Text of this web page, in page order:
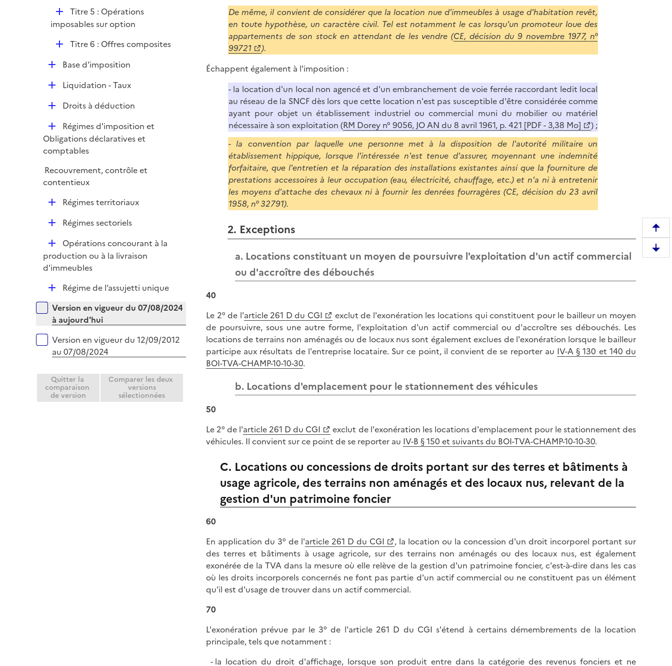
i
D
é
i
e
r
Titre 5 : Opérations
imposables sur option
D
p
i
e
Titre 6 : Offres composites
D
r
Base d'imposition
D
i
e
r
Liquidation - Taux
D
l
i
r
Droits à déduction
D
é
p
i
e
Régimes d'imposition et
Obligations déclaratives et
comptables
Recouvrement, contrôle et
contentieux
D
e
r
Régimes territoriaux
D
l
i
Régimes sectoriels
D
é
p
e
r
Opérations concourant à la
production ou à la livraison
d'immeubles
D
p
l
i
r
Régime de l’assujetti unique
Versions sur la période
Version en vigueur du 07/08/2024
à aujourd'hui
Version en vigueur du 12/09/2012
au 07/08/2024
Quitter la
comparaison
de version
Comparer les deux
versions
sélectionnées
De même, il convient de considérer que la location nue d'immeubles à usage d'habitation revêt,
en toute hypothèse, un caractère civil. Tel est notamment le cas lorsqu'un promoteur loue des
appartements de son stock en attendant de les vendre (CE, décision du 9 novembre 1977, n°
99721
).
Échappent également à l'imposition :
- la location d'un local non agencé et d'un embranchement de voie ferrée raccordant ledit local
au réseau de la SNCF dès lors que cette location n'est pas susceptible d'être considérée comme
ayant pour objet un établissement industriel ou commercial muni du mobilier ou matériel
nécessaire à son exploitation (RM Dorey n° 9056, JO AN du 8 avril 1961, p. 421 [PDF - 3,38 Mo]
) ;
- la convention par laquelle une personne met à la disposition de l'autorité militaire un
établissement hippique, lorsque l'intéressée n'est tenue d'assurer, moyennant une indemnité
forfaitaire, que l'entretien et la réparation des installations existantes ainsi que la fourniture de
prestations accessoires à leur occupation (eau, électricité, chauffage, etc.) et n'a ni à entretenir
les moyens d'attache des chevaux ni à fournir les denrées fourragères (CE, décision du 23 avril
1958, n° 32791).
2. Exceptions
a. Locations constituant un moyen de poursuivre l'exploitation d'un actif commercial
ou d'accroître des débouchés
40
Le 2° de l'article 261 D du CGI
exclut de l'exonération les locations qui constituent pour le bailleur un moyen
de poursuivre, sous une autre forme, l'exploitation d'un actif commercial ou d'accroître ses débouchés. Les
locations de terrains non aménagés ou de locaux nus sont également exclues de l'exonération lorsque le bailleur
participe aux résultats de l'entreprise locataire. Sur ce point, il convient de se reporter au IV-A § 130 et 140 du
BOI-TVA-CHAMP-10-10-30.
b. Locations d'emplacement pour le stationnement des véhicules
50
Le 2° de l'article 261 D du CGI
exclut de l'exonération les locations d'emplacement pour le stationnement des
véhicules. Il convient sur ce point de se reporter au IV-B § 150 et suivants du BOI-TVA-CHAMP-10-10-30.
C. Locations ou concessions de droits portant sur des terres et bâtiments à
usage agricole, des terrains non aménagés et des locaux nus, relevant de la
gestion d'un patrimoine foncier
60
En application du 3° de l'article 261 D du CGI
, la location ou la concession d'un droit incorporel portant sur
des terres et bâtiments à usage agricole, sur des terrains non aménagés ou des locaux nus, est également
exonérée de la TVA dans la mesure où elle relève de la gestion d'un patrimoine foncier, c'est-à-dire dans les cas
où les droits incorporels concernés ne font pas partie d'un actif commercial ou ne constituent pas un élément
qu'il est d'usage de trouver dans un actif commercial.
70
L'exonération prévue par le 3° de l'article 261 D du CGI s'étend à certains démembrements de la location
principale, tels que notamment :
la location du droit d'affichage, lorsque son produit entre dans la catégorie des revenus fonciers et ne
e
m
D